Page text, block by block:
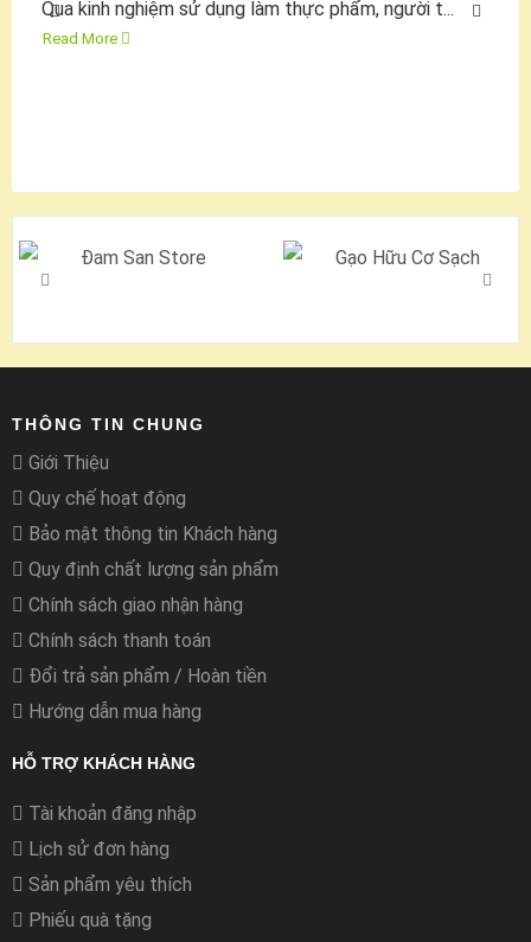
Qua kinh nghiệm sử dụng làm thực phẩm, người t...
Read More
THÔNG TIN CHUNG
Giới Thiệu
Quy chế hoạt động
Bảo mật thông tin Khách hàng
Quy định chất lượng sản phẩm
Chính sách giao nhận hàng
Chính sách thanh toán
Đổi trả sản phẩm / Hoàn tiền
Hướng dẫn mua hàng
HỖ TRỢ KHÁCH HÀNG
Tài khoản đăng nhập
Lịch sử đơn hàng
Sản phẩm yêu thích
Phiếu quà tặng